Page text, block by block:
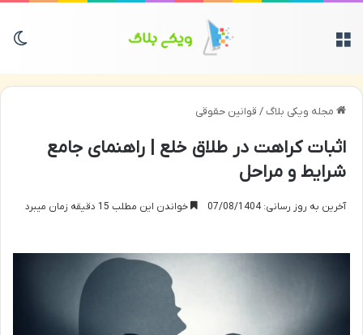
مجله ویکی بلاگ/ قوانین حقوقی
اثبات کراهت در طلاق خلع | راهنمای جامع
شرایط و مراحل
آخرین به روز رسانی: 07/08/1404 خواندن این مطلب 15 دقیقه زمان میبرد